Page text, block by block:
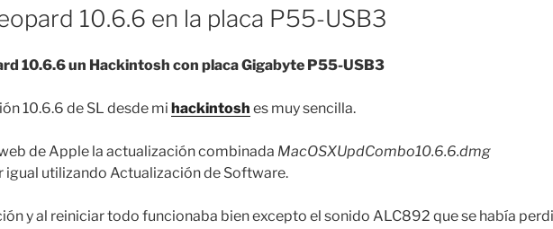
10.6.6 en la placa P55-USB3
10.6.6 un Hackintosh con placa Gigabyte P55-USB3
10.6.6 de SL desde mi hackintosh es muy sencilla.
de Apple la actualización combinada MacOSXUpdCombo10.6.6.dmg
igual utilizando Actualización de Software.
y al reiniciar todo funcionaba bien excepto el sonido ALC892 que se había